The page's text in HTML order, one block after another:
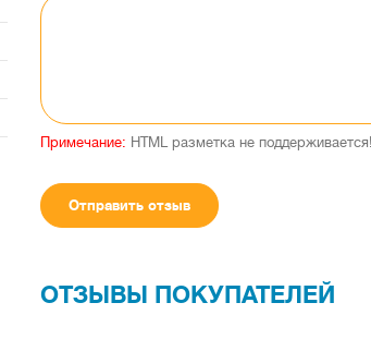
Примечание: HTML разметка не
Отправить отзыв
ОТЗЫВЫ ПОКУПАТЕЛЕЙ